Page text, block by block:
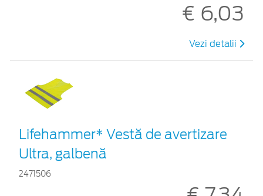
€ 6,03
Vezi detalii
Lifehammer* Vestă de avertizare
Ultra, galbenă
2471506